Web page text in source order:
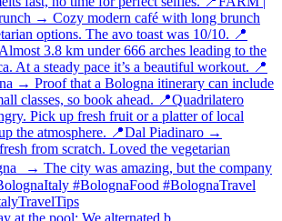
at the pool: We alternated b